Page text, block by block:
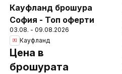
Кауфланд брошура
София - Топ оферти
03.08. - 09.08.2026
Кауфланд
Цена в
брошурата